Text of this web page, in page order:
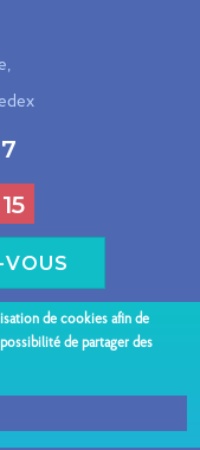
15
VOUS
sites hospitaliers
de cookies afin de
de partager des